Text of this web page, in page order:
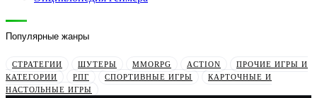
Популярные жанры
СТРАТЕГИИ ШУТЕРЫ MMORPG ACTION
ПРОЧИЕ ИГРЫ И
КАТЕГОРИИ
РПГ СПОРТИВНЫЕ ИГРЫ
КАРТОЧНЫЕ И
НАСТОЛЬНЫЕ ИГРЫ